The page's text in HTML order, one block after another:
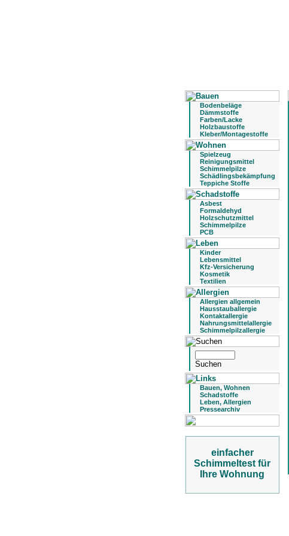
Bodenbeläge
Dämmstoffe
Farben/Lacke
Holzbaustoffe
Kleber/Montagestoffe
Spielzeug
Reinigungsmittel
Schimmelpilze
Schädlingsbekämpfung
Teppiche Stoffe
Asbest
Formaldehyd
Holzschutzmittel
Schimmelpilze
PCB
Kinder
Lebensmittel
Kfz-Versicherung
Kosmetik
Textilien
Allergien allgemein
Hausstauballergie
Kontaktallergie
Nahrungsmittelallergie
Schimmelpilzallergie
Bauen, Wohnen
Schadstoffe
Leben, Allergien
Pressearchiv
einfacher
Schimmeltest für
Ihre Wohnung